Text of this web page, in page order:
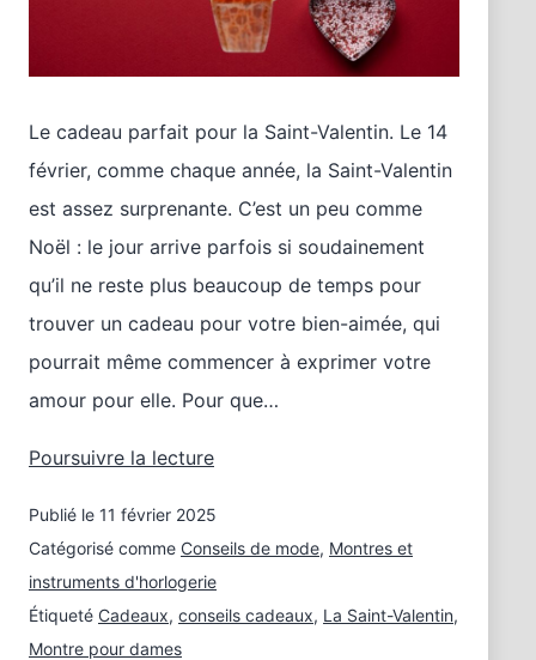
Le cadeau parfait pour la Saint-Valentin. Le 14
février, comme chaque année, la Saint-Valentin
est assez surprenante. C’est un peu comme
Noël : le jour arrive parfois si soudainement
qu’il ne reste plus beaucoup de temps pour
trouver un cadeau pour votre bien-aimée, qui
pourrait même commencer à exprimer votre
amour pour elle. Pour que…
Poursuivre la lectureMontres
avec
cœur
Publié le 11 février 2025
Catégorisé comme Conseils de mode, Montres et
instruments d'horlogerie
Étiqueté Cadeaux, conseils cadeaux, La Saint-Valentin,
Montre pour dames